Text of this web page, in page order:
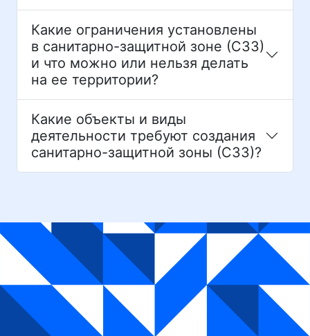
Какие ограничения установлены
в санитарно-защитной зоне (СЗЗ)
и что можно или нельзя делать
на ее территории?
Какие объекты и виды
деятельности требуют создания
санитарно-защитной зоны (СЗЗ)?